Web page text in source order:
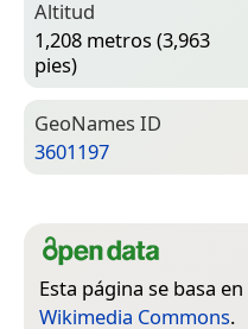
Altitud
1,208 metros (3,963
pies)
Geo­Names ID
3601197
Esta página se basa en
Wikimedia Commons.